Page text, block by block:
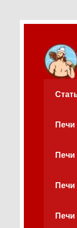
содержимому
Печи
Печи